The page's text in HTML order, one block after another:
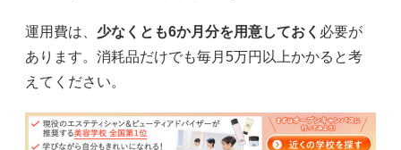
運用費は、 少なくとも6か月分を用意しておく 必要が
あります。消耗品だけでも毎月5万円以上かかると考
えてください。